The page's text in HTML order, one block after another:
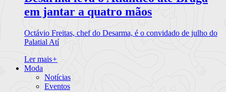
em jantar a quatro mãos
Octávio Freitas, chef do Desarma, é o convidado de julho do
Palatial Atí
Ler mais+
Moda
Notícias
Eventos